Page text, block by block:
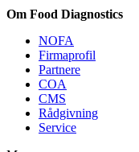
Om Food Diagnostics
NOFA
Firmaprofil
Partnere
COA
CMS
Rådgivning
Service